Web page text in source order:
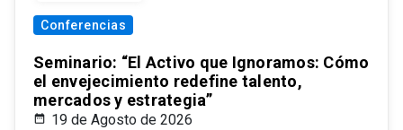
Conferencias
Seminario: “El Activo que Ignoramos: Cómo
el envejecimiento redefine talento,
mercados y estrategia”
19 de Agosto de 2026